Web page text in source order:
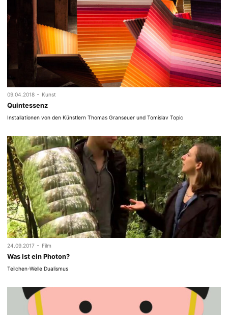
09.04.2018 - Kunst
Quintessenz
Installationen von den Künstlern Thomas Granseuer und Tomislav Topic
24.09.2017 - Film
Was ist ein Photon?
Teilchen-Welle Dualismus